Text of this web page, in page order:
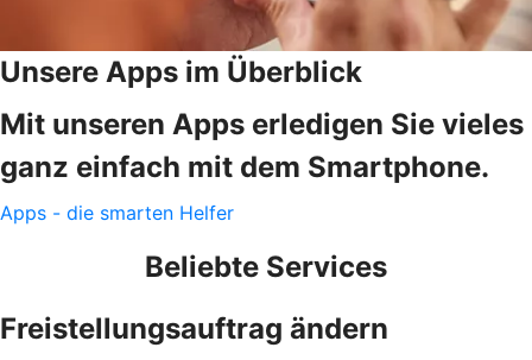
Unsere Apps im Überblick
Mit unseren Apps erledigen Sie vieles
ganz einfach mit dem Smartphone.
Apps - die smarten Helfer
Beliebte Services
Freistellungsauftrag ändern